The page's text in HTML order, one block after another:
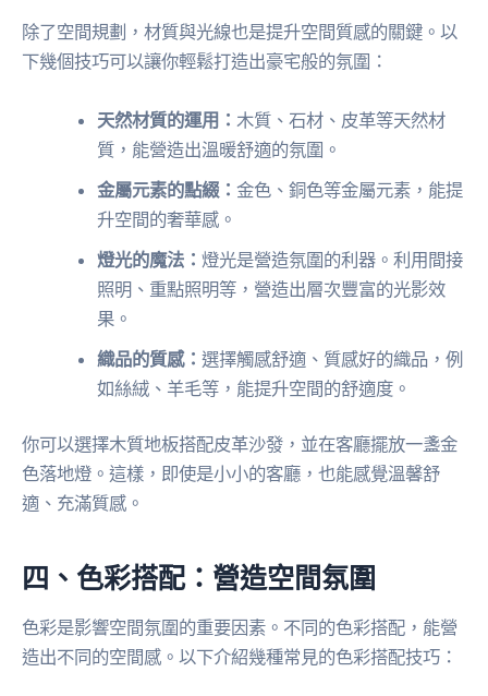
除了空間規劃，材質與光線也是提升空間質感的關鍵。以
下幾個技巧可以讓你輕鬆打造出豪宅般的氛圍：
天然材質的運用： 木質、石材、皮革等天然材
質，能營造出溫暖舒適的氛圍。
金屬元素的點綴：金色、銅色等金屬元素，能提
升空間的奢華感。
燈光的魔法：燈光是營造氛圍的利器。利用間接
照明、重點照明等，營造出層次豐富的光影效
果。
織品的質感：選擇觸感舒適、質感好的織品，例
如絲絨、羊毛等，能提升空間的舒適度。
你可以選擇木質地板搭配皮革沙發，並在客廳擺放一盞金
色落地燈。這樣，即使是小小的客廳，也能感覺溫馨舒
適、充滿質感。
四、色彩搭配：營造空間氛圍
色彩是影響空間氛圍的重要因素。不同的色彩搭配，能營
造出不同的空間感。以下介紹幾種常見的色彩搭配技巧：